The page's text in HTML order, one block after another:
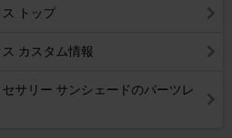
ス トップ
カスタム情報
サリー サンシェードのパーツレ